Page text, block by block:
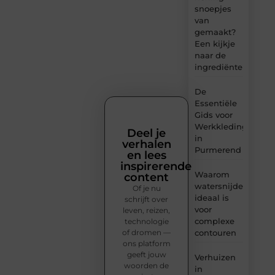
snoepjes
van
gemaakt?
Een kijkje
naar de
ingrediënten
De
Essentiële
Gids voor
Werkkleding
in
Purmerend
Waarom
watersnijden
ideaal is
voor
complexe
contouren
Verhuizen
in
Deel je
verhalen
en lees
inspirerende
content
Of je nu
schrijft over
leven, reizen,
technologie
of dromen —
ons platform
geeft jouw
woorden de